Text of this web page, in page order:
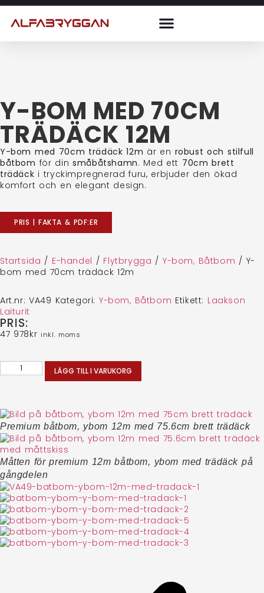
Y-BOM MED 70CM
TRÄDÄCK 12M
Y-bom med 70cm trädäck 12m är en robust och stilfull
båtbom för dinsmåbåtshamn. Med ett 70cm brett
trädäck i tryckimpregnerad furu, erbjuder den ökad
komfort och en elegant design.
PRIS | FAKTA & PDF:ER
Startsida / E-handel / Flytbrygga /Y-bom, Båtbom / Y-
bom med 70cm trädäck 12m
Art.nr:VA49 Kategori:Y-bom, Båtbom Etikett: Laakson
Laiturit
PRIS:
47 978kr inkl. moms
LÄGG TILL I VARUKORG
Premium båtbom, ybom 12m med 75.6cm brett trädäck
Måtten för premium 12m båtbom, ybom med trädäck på
gångdelen